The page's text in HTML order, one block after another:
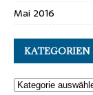
Mai 2016
KATEGORIEN